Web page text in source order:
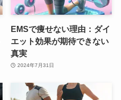
EMSで痩せない理由：ダイ
エット効果が期待できない
真実
2024年7月31日